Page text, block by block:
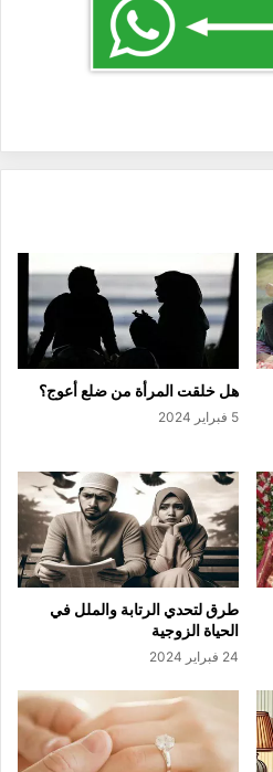
هل خلقت المرأة من ضلع أعوج؟
5 فبراير 2024
طرق لتحدي الرتابة والملل في
الحياة الزوجية
24 فبراير 2024